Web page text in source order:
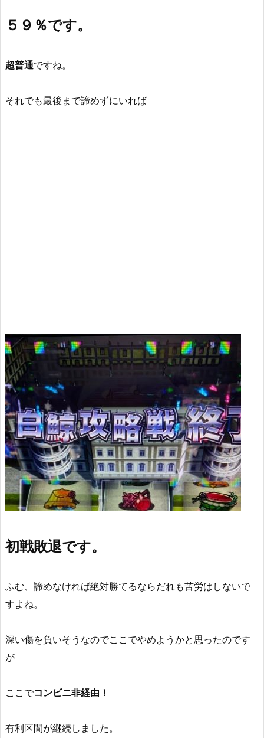
５９％です。
超普通ですね。
それでも最後まで諦めずにいれば
初戦敗退です。
ふむ、諦めなければ絶対勝てるならだれも苦労はしないで
すよね。
深い傷を負いそうなのでここでやめようかと思ったのです
が
ここでコンビニ非経由！
有利区間が継続しました。